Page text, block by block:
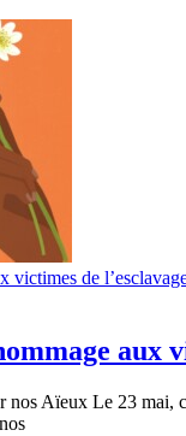
victimes de
aux
nos Aïeux Le 23 mai,